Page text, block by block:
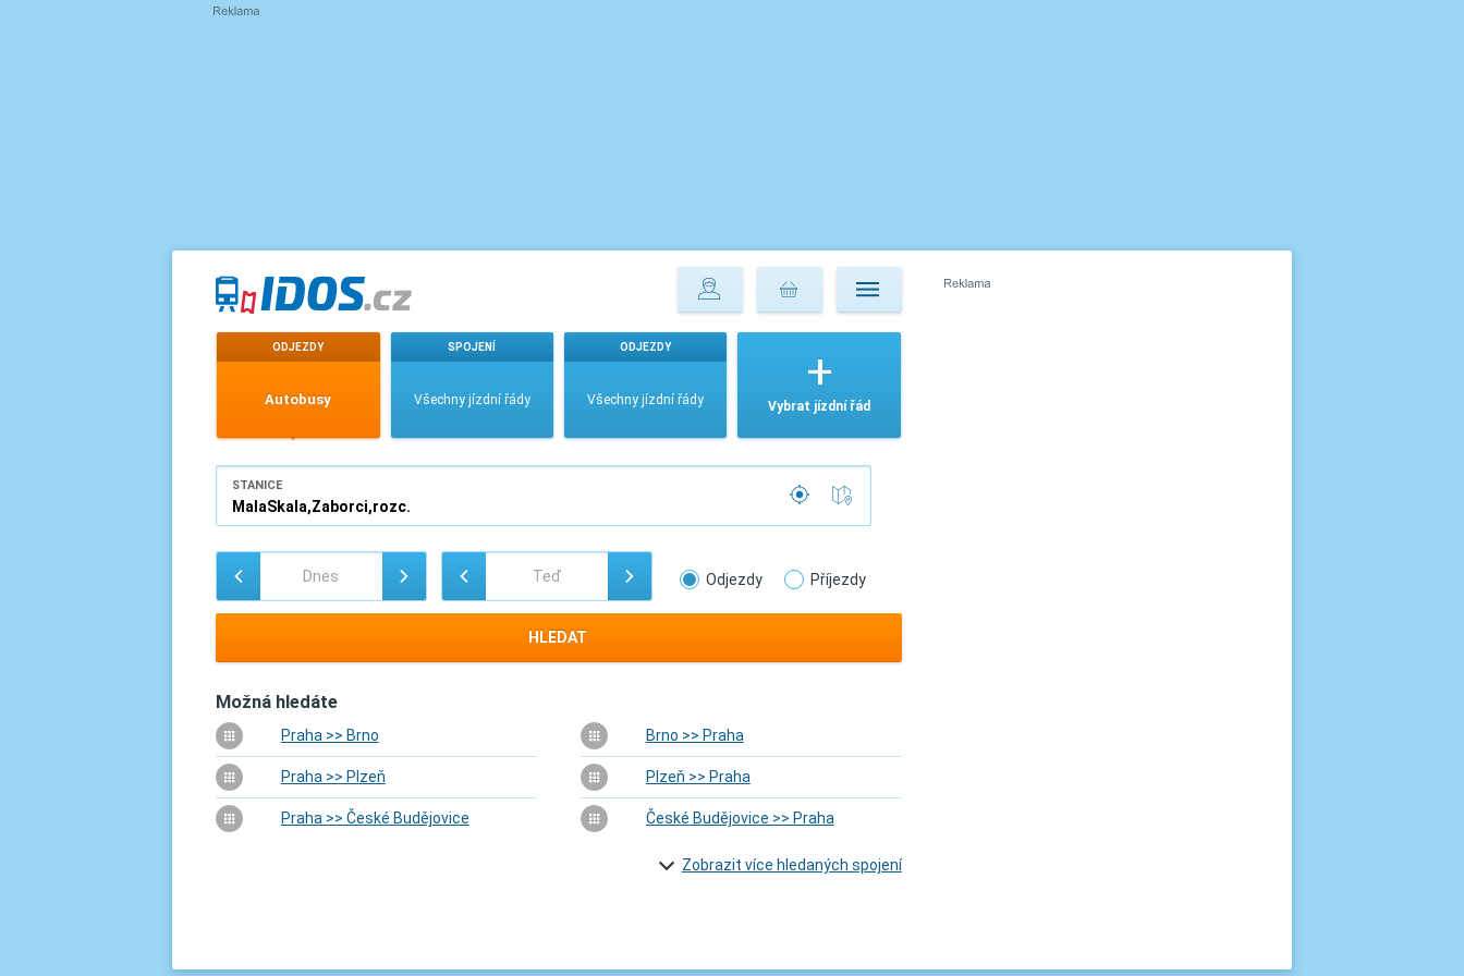
ODJEZDY
Autobusy
SPOJENÍ
Všechny jízdní řády
ODJEZDY
Všechny jízdní řády Vybrat jízdní řád
STANICE
Odjezdy Příjezdy
HLEDAT
Možná hledáte
Praha >> Brno Brno >> Praha
Praha >> Plzeň Plzeň >> Praha
Praha >> České Budějovice České Budějovice >> Praha
Zobrazit více hledaných spojení